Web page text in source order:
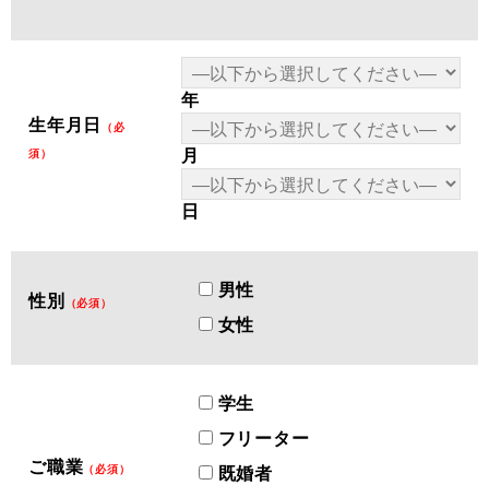
生年月日 （必
須）
年
月
日
性別 （必須）
男性
女性
ご職業 （必須）
学生
フリーター
既婚者